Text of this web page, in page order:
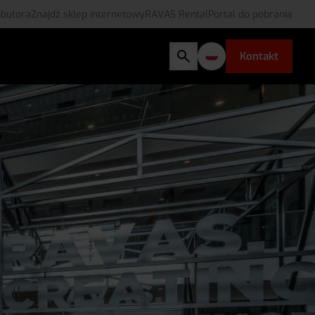
Znajdź sklep internetowyRAVAS RentalPortal do pobrania
Kontakt